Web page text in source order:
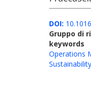
DOI:
Gruppo di
keywords
Operations